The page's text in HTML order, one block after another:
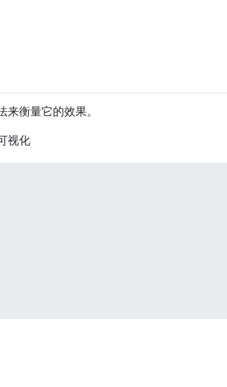
衡量它的效果。
视化